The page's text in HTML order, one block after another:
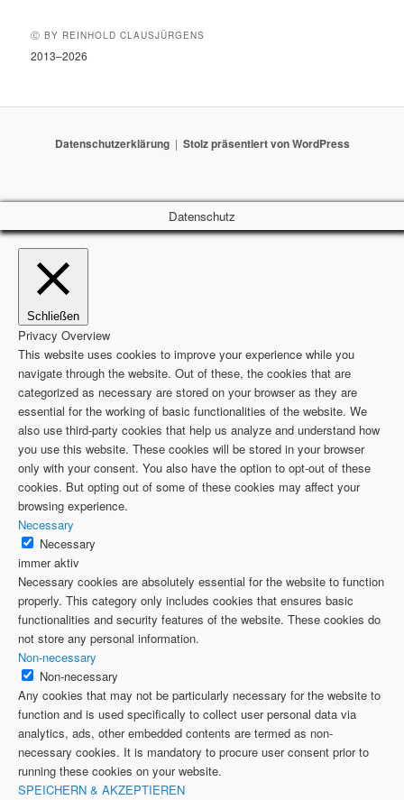
Ⓒ BY REINHOLD CLAUSJÜRGENS
2013–2026
Datenschutzerklärung Stolz präsentiert von WordPress
Datenschutz
Schließen
Privacy Overview
This website uses cookies to improve your experience while you
navigate through the website. Out of these, the cookies that are
categorized as necessary are stored on your browser as they are
essential for the working of basic functionalities of the website. We
also use third-party cookies that help us analyze and understand how
you use this website. These cookies will be stored in your browser
only with your consent. You also have the option to opt-out of these
cookies. But opting out of some of these cookies may affect your
browsing experience.
Necessary
Necessary
immer aktiv
Necessary cookies are absolutely essential for the website to function
properly. This category only includes cookies that ensures basic
functionalities and security features of the website. These cookies do
not store any personal information.
Non-necessary
Non-necessary
Any cookies that may not be particularly necessary for the website to
function and is used specifically to collect user personal data via
analytics, ads, other embedded contents are termed as non-
necessary cookies. It is mandatory to procure user consent prior to
running these cookies on your website.
SPEICHERN & AKZEPTIEREN